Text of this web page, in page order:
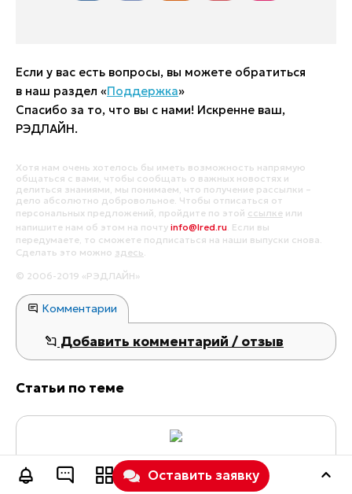
Если у вас есть вопросы, вы можете обратиться
в наш раздел «Поддержка»
Спасибо за то, что вы с нами! Искренне ваш,
РЭДЛАЙН.
Хотя нам очень хотелось бы иметь возможность напрямую
общаться с вами, чтобы сообщать о важных новостях и
делиться знаниями, мы понимаем, что получение рассылки –
дело абсолютно добровольное. Чтобы отписаться от
персональных предложений, пройдите по этой ссылке или
напишите нам об этом на почту info@lred.ru. Если вы
передумаете, то сможете подписаться на наши выпуски снова.
Сделать это можно здесь.
© 2006-2019 «РЭДЛАЙН»
Комментарии
Добавить комментарий / отзыв
Статьи по теме
Яндекс Директ запустил динамический
коллтрекинг: как бесплатно оценивать
Оставить заявку